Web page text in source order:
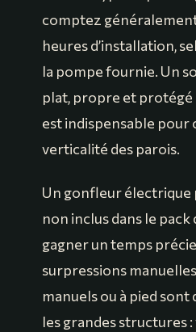
comptez
heures d’installation,
la pompe fournie. Un
plat, propre et protégé
est indispensable pour
verticalité des parois.
Un gonfleur électrique
non inclus dans le pack
gagner un temps
surpressions
manuels ou à pied
les grandes structures